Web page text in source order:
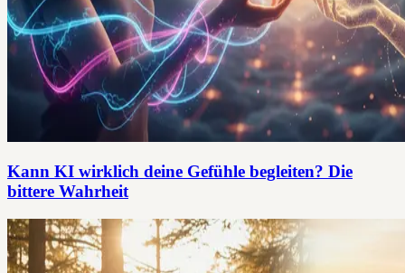
Kann KI wirklich deine Gefühle begleiten? Die
bittere Wahrheit